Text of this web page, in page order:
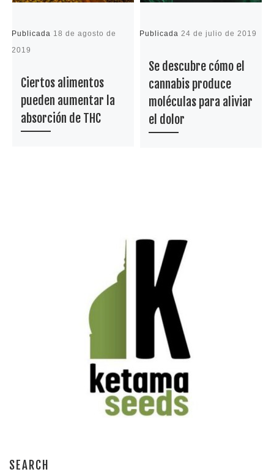
Publicada 18 de agosto de
2019
Ciertos alimentos
pueden aumentar la
absorción de THC
Publicada24 de julio de 2019
Se descubre cómo el
cannabis produce
moléculas para aliviar
el dolor
SEARCH